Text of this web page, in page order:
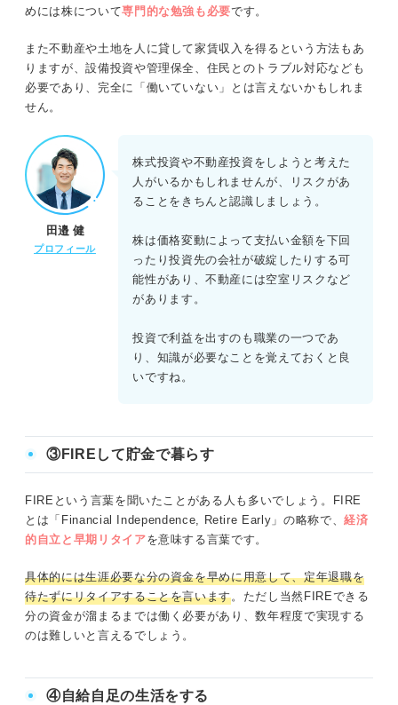
めには株について専門的な勉強も必要です。
また不動産や土地を人に貸して家賃収入を得るという方法もあ
りますが、設備投資や管理保全、住民とのトラブル対応なども
必要であり、完全に「働いていない」とは言えないかもしれま
せん。
田邉 健
プロフィール
株式投資や不動産投資をしようと考えた
人がいるかもしれませんが、リスクがあ
ることをきちんと認識しましょう。
株は価格変動によって支払い金額を下回
ったり投資先の会社が破綻したりする可
能性があり、不動産には空室リスクなど
があります。
投資で利益を出すのも職業の一つであ
り、知識が必要なことを覚えておくと良
いですね。
③FIREして貯金で暮らす
FIREという言葉を聞いたことがある人も多いでしょう。FIRE
とは「Financial Independence, Retire Early」の略称で、経済
的自立と早期リタイアを意味する言葉です。
具体的には生涯必要な分の資金を早めに用意して、定年退職を
待たずにリタイアすることを言います。ただし当然FIREできる
分の資金が溜まるまでは働く必要があり、数年程度で実現する
のは難しいと言えるでしょう。
④自給自足の生活をする